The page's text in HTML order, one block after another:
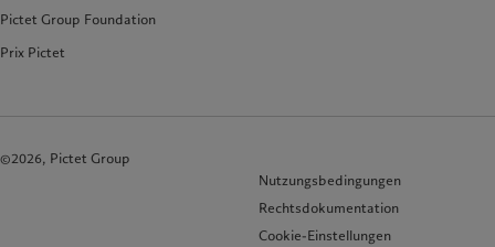
Pictet Group Foundation
Prix Pictet
©2026, Pictet Group
Nutzungsbedingungen
Rechtsdokumentation
Cookie-Einstellungen